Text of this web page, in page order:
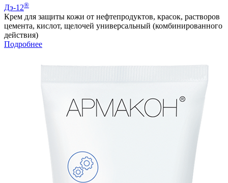
Дэ-12®
Крем для защиты кожи от нефтепродуктов, красок, растворов
цемента, кислот, щелочей универсальный (комбинированного
действия)
Подробнее